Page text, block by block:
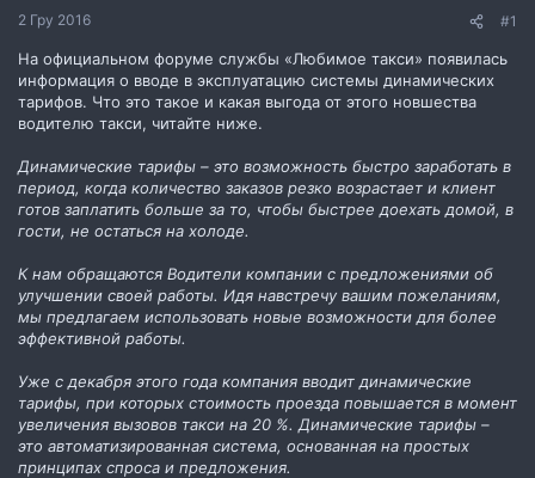
2 Гру 2016 #1
На официальном форуме службы «Любимое такси» появилась
информация о вводе в эксплуатацию системы динамических
тарифов. Что это такое и какая выгода от этого новшества
водителю такси, читайте ниже.
Динамические тарифы – это возможность быстро заработать в
период, когда количество заказов резко возрастает и клиент
готов заплатить больше за то, чтобы быстрее доехать домой, в
гости, не остаться на холоде.
К нам обращаются Водители компании с предложениями об
улучшении своей работы. Идя навстречу вашим пожеланиям,
мы предлагаем использовать новые возможности для более
эффективной работы.
Уже с декабря этого года компания вводит динамические
тарифы, при которых стоимость проезда повышается в момент
увеличения вызовов такси на 20 %. Динамические тарифы –
это автоматизированная система, основанная на простых
принципах спроса и предложения.